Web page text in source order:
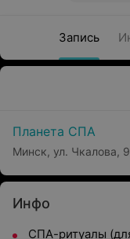
Запись
Планета СПА
Минск, ул. Чкалова,
Инфо
СПА-ритуалы